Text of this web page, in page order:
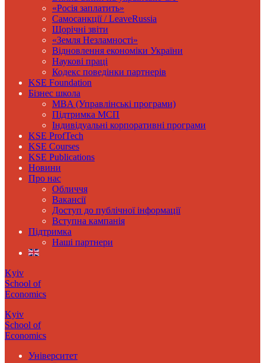
«Росія заплатить»
Самосанкції / LeaveRussia
Щорічні звіти
«Земля Незламності»
Відновлення економіки України
Наукові праці
Кодекс поведінки партнерів
KSE Foundation
Бізнес школа
MBA (Управлінські програми)
Підтримка МСП
Індивідуальні корпоративні програми
KSE ProfTech
KSE Courses
KSE Publications
Новини
Про нас
Обличчя
Вакансії
Доступ до публічної інформації
Вступна кампанія
Підтримка
Наші партнери
Kyiv
School of
Economics
Kyiv
School of
Economics
Університет